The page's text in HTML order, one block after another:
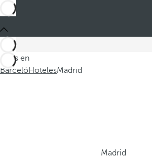
Estás en
BarcelóHotelesMadrid
Madrid